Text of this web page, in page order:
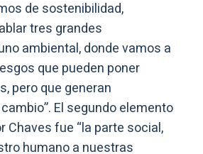
de sostenibilidad,
tres grandes
ambiental, donde vamos a
que pueden poner
pero que generan
El segundo elemento
Chaves fue “la parte social,
humano a nuestras